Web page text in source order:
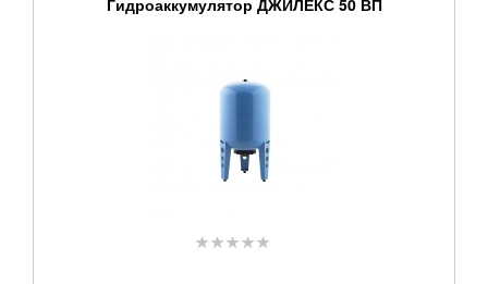
Гидроаккумулятор ДЖИЛЕКС 50 ВП